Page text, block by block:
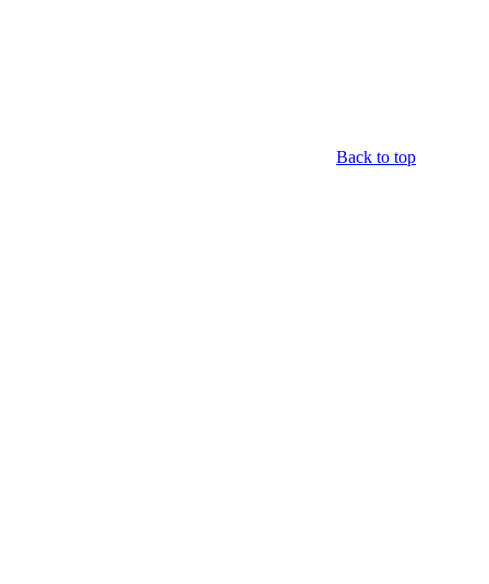
Back to top